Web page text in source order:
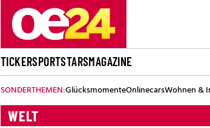
TICKERSPORTSTARSMAGAZINE
SONDERTHEMEN:GlücksmomenteOnlinecarsWohnen &
WELT